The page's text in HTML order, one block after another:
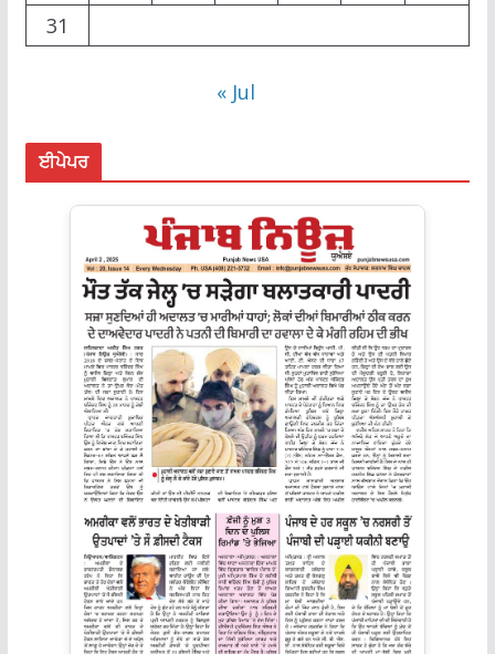
31
« Jul
ਈਪੇਪਰ